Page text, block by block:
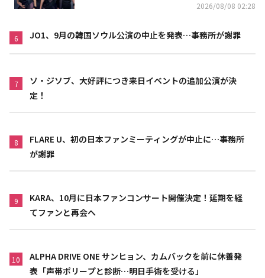
2026/08/08 02:28
6 JO1、9月の韓国ソウル公演の中止を発表…事務所が謝罪
7
ソ・ジソブ、大好評につき来日イベントの追加公演が決
定！
8
FLARE U、初の日本ファンミーティングが中止に…事務所
が謝罪
9
KARA、10月に日本ファンコンサート開催決定！延期を経
てファンと再会へ
10
ALPHA DRIVE ONE サンヒョン、カムバックを前に休養発
表「声帯ポリープと診断…明日手術を受ける」